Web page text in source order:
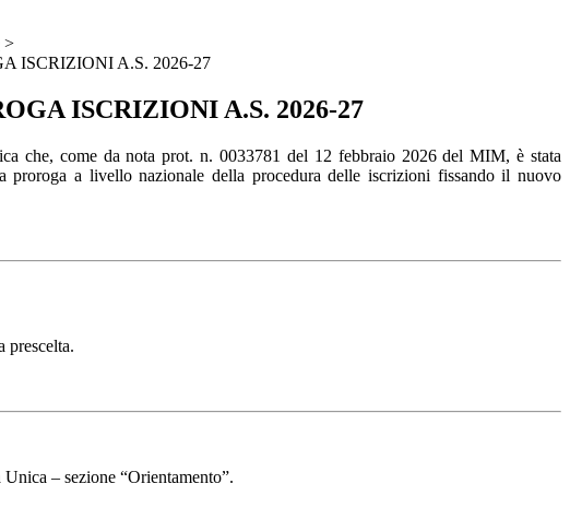
>
ISCRIZIONI A.S. 2026-27
ISCRIZIONI A.S. 2026-27
che, come da nota prot. n. 0033781 del 12 febbraio 2026 del MIM,è stata
proroga a livello nazionale della procedura delle iscrizioni fissando il nuovo
prescelta.
– sezione “Orientamento”.